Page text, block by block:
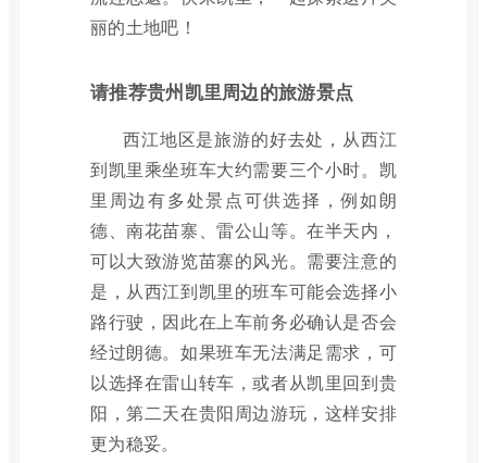
丽的土地吧！
请推荐贵州凯里周边的旅游景点
西江地区是旅游的好去处，从西江
到凯里乘坐班车大约需要三个小时。凯
里周边有多处景点可供选择，例如朗
德、南花苗寨、雷公山等。在半天内，
可以大致游览苗寨的风光。需要注意的
是，从西江到凯里的班车可能会选择小
路行驶，因此在上车前务必确认是否会
经过朗德。如果班车无法满足需求，可
以选择在雷山转车，或者从凯里回到贵
阳，第二天在贵阳周边游玩，这样安排
更为稳妥。